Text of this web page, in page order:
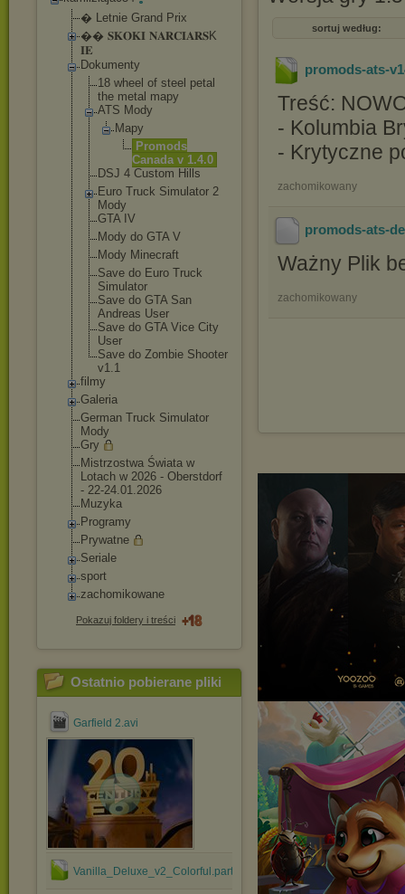
� Letnie Grand Prix
�� 𝐒𝐊𝐎𝐊𝐈 𝐍𝐀𝐑𝐂𝐈𝐀𝐑𝐒K
𝐈𝐄
Dokumenty
18 wheel of steel petal
the metal mapy
ATS Mody
Mapy
Promods
Canada v 1.4.0
DSJ 4 Custom Hills
Euro Truck Simulator 2
Mody
GTA IV
Mody do GTA V
Mody Minecraft
Save do Euro Truck
Simulator
Save do GTA San
Andreas User
Save do GTA Vice City
User
Save do Zombie Shooter
v1.1
filmy
Galeria
German Truck Simulator
Mody
Gry
Mistrzostwa Świata w
Lotach w 2026 - Oberstdorf
- 22-24.01.2026
Muzyka
Programy
Prywatne
Seriale
sport
zachomikowane
Pokazuj foldery i treści
Ostatnio pobierane pliki
Garfield 2.avi
Vanilla_Deluxe_v2_Colorful.part2.rar
sortuj według:
promods-ats-
Treść:
- Kolumbia
- Krytyczne
zachomikowany
promods-ats-
Ważny Plik
zachomikowany